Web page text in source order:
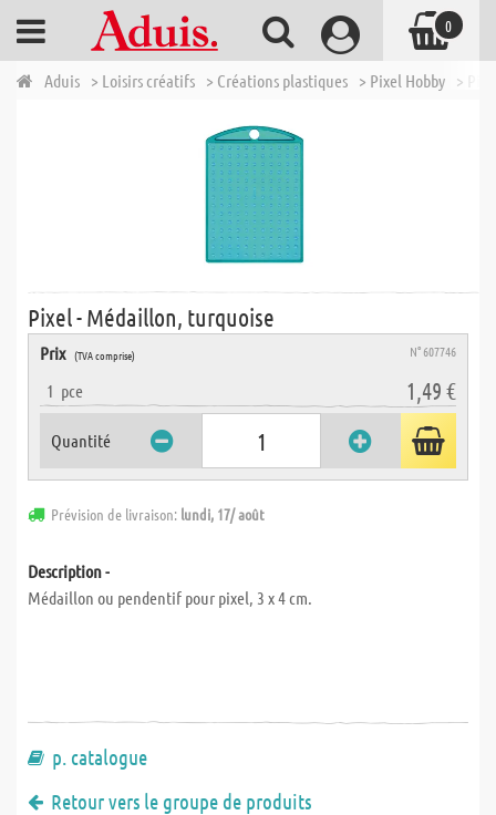
Aduis > Loisirs créatifs > Créations plastiques > Pixel Hobby >
Pixel - Médaillon, turquoise
Prix (TVA comprise) N° 607746
1 pce 1,49 €
Quantité
Prévision de livraison: lundi, 17/ août
Description -
Médaillon ou pendentif pour pixel, 3 x 4 cm.
p. catalogue
Retour vers le groupe de produits
0